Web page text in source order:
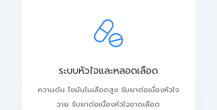
ระบบหัวใจและหลอดเลือด
ความดัน ไขมันในเลือดสูง​ รับยาต่อเนื่องหัวใจ
วาย รับยาต่อเนื่องหัวใจขาดเลือด